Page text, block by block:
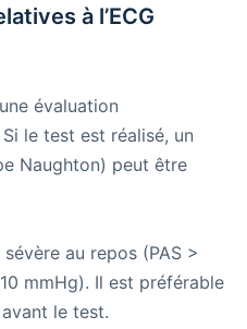
à l’ECG
évaluation
le test est réalisé, un
Naughton) peut être
sévère au repos (PAS >
mmHg). Il est préférable
le test.